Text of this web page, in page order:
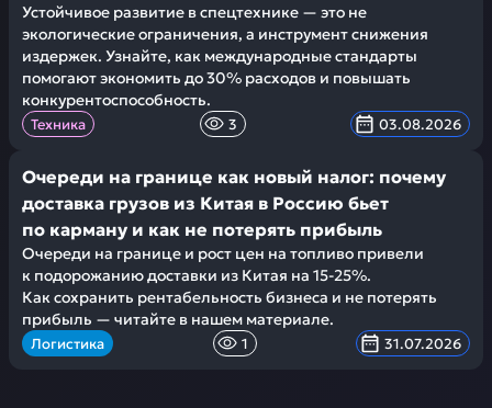
Устойчивое развитие в спецтехнике — это не
экологические ограничения, а инструмент снижения
издержек. Узнайте, как международные стандарты
помогают экономить до 30% расходов и повышать
конкурентоспособность.
Техника 3 03.08.2026
Очереди на границе как новый налог: почему
доставка грузов из Китая в Россию бьет
по карману и как не потерять прибыль
Очереди на границе и рост цен на топливо привели
к подорожанию доставки из Китая на 15-25%.
Как сохранить рентабельность бизнеса и не потерять
прибыль — читайте в нашем материале.
Логистика 1 31.07.2026